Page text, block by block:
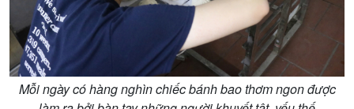
Chuyện đêm
Mỗi ngày có hàng nghìn chiếc bánh bao thơm ngon được